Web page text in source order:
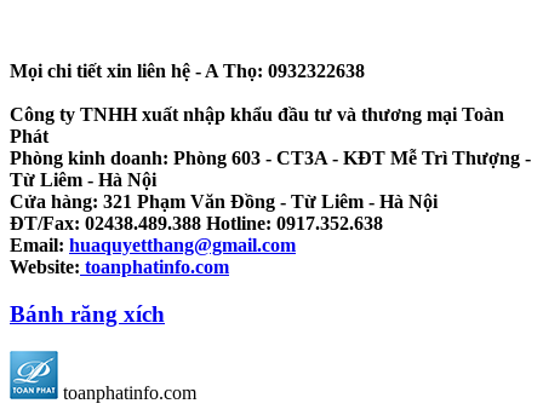
Mọi chi tiết xin liên hệ - A Thọ: 0932322638
Công ty TNHH xuất nhập khẩu đầu tư và thương mại Toàn
Phát
Phòng kinh doanh: Phòng 603 - CT3A - KĐT Mễ Trì Thượng -
Từ Liêm - Hà Nội
Cửa hàng: 321 Phạm Văn Đồng - Từ Liêm - Hà Nội
ĐT/Fax: 02438.489.388 Hotline: 0917.352.638
Email: huaquyetthang@gmail.com
Website: toanphatinfo.com
Bánh răng xích
toanphatinfo.com